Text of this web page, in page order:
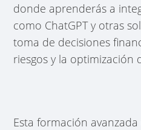
donde aprenderás a
como ChatGPT y otras
toma de decisiones
riesgos y la optimización
Esta formación